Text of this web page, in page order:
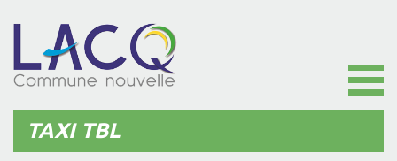
TAXI TBL